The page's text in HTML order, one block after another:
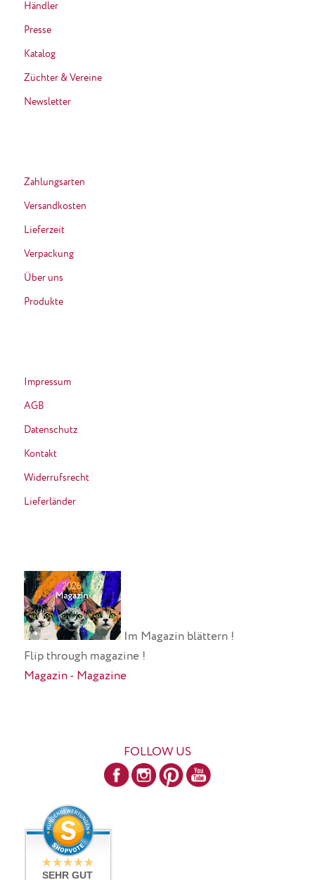
Händler
Presse
Katalog
Züchter & Vereine
Newsletter
Zahlungsarten
Versandkosten
Lieferzeit
Verpackung
Über uns
Produkte
Impressum
AGB
Datenschutz
Kontakt
Widerrufsrecht
Lieferländer
Im Magazin blättern !
Flip through magazine !
Magazin - Magazine
FOLLOW US
SEHR GUT